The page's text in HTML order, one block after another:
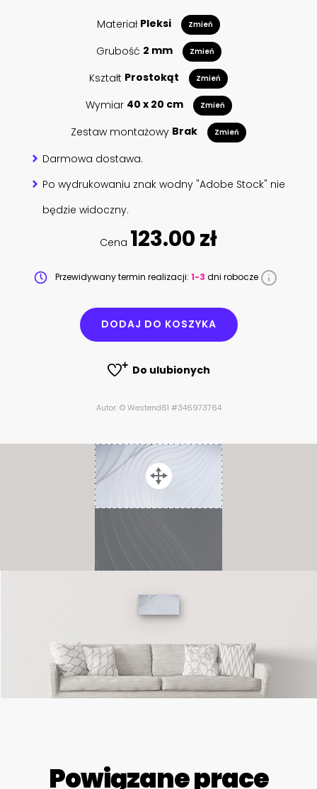
Materiał Pleksi Zmień
Grubość 2 mm Zmień
Kształt Prostokąt Zmień
Wymiar 40 x 20 cm Zmień
Zestaw montażowy Brak Zmień
Darmowa dostawa.
Po wydrukowaniu znak wodny "Adobe Stock" nie
będzie widoczny.
Cena 123.00 zł
Przewidywany termin realizacji: 1-3 dni robocze
DODAJ DO KOSZYKA
Do ulubionych
Autor: © Westend61 #346973764
Powiązane prace